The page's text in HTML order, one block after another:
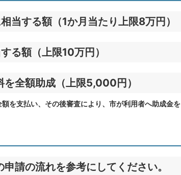
当する額（1か月当たり上限8万円）
る額（上限10万円）
全額助成（上限5,000円）
を支払い、その後審査により、市が利用者へ助成金を
請の流れを参考にしてください。